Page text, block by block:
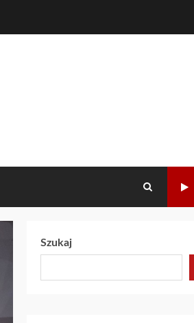
Szukaj